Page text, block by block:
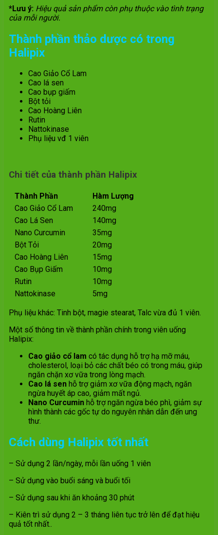
*Lưu ý: Hiệu quả sản phẩm còn phụ thuộc vào tình trạng
của mỗi người.
Thành phần thảo dược có trong
Halipix
Cao Giảo Cổ Lam
Cao lá sen
Cao bụp giấm
Bột tỏi
Cao Hoàng Liên
Rutin
Nattokinase
Phụ liệu vđ 1 viên
Chi tiết của thành phần Halipix
Thành Phần
Hàm Lượng
Cao Giảo Cổ Lam
240mg
Cao Lá Sen
140mg
Nano Curcumin
35mg
Bột Tỏi
20mg
Cao Hoàng Liên
15mg
Cao Bụp Giấm
10mg
Rutin
10mg
Nattokinase
5mg
Phụ liệu khác: Tinh bột, magie stearat, Talc vừa đủ 1 viên.
Một số thông tin về thành phần chính trong viên uống
Halipix:
Cao giảo cổ lam có tác dụng hỗ trợ hạ mỡ máu,
cholesterol, loại bỏ các chất béo có trong máu, giúp
ngăn chặn xơ vữa trong lòng mạch.
Cao lá sen hỗ trợ giảm xơ vữa động mạch, ngăn
ngừa huyết áp cao, giảm mất ngủ.
Nano Curcumin hỗ trợ ngăn ngừa béo phì, giảm sự
hình thành các gốc tự do nguyên nhân dẫn đến ung
thư.
Cách dùng Halipix tốt nhất
– Sử dụng 2 lần/ngày, mỗi lần uống 1 viên
– Sử dụng vào buổi sáng và buổi tối
– Sử dụng sau khi ăn khoảng 30 phút
– Kiên trì sử dụng 2 – 3 tháng liên tục trở lên để đạt hiệu
quả tốt nhất..